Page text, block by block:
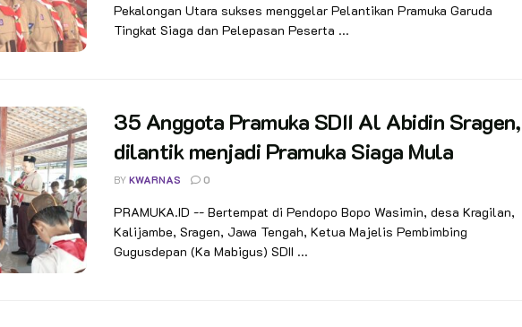
Pekalongan Utara sukses menggelar Pelantikan Pramuka Garuda
Tingkat Siaga dan Pelepasan Peserta ...
35 Anggota Pramuka SDII Al Abidin Sragen,
dilantik menjadi Pramuka Siaga Mula
BY KWARNAS 0
PRAMUKA.ID -- Bertempat di Pendopo Bopo Wasimin, desa Kragilan,
Kalijambe, Sragen, Jawa Tengah, Ketua Majelis Pembimbing
Gugusdepan (Ka Mabigus) SDII ...